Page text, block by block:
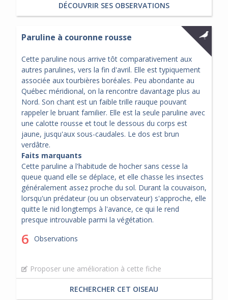
DÉCOUVRIR SES OBSERVATIONS
Paruline à couronne rousse
Cette paruline nous arrive tôt comparativement aux
autres parulines, vers la fin d'avril. Elle est typiquement
associée aux tourbières boréales. Peu abondante au
Québec méridional, on la rencontre davantage plus au
Nord. Son chant est un faible trille rauque pouvant
rappeler le bruant familier. Elle est la seule paruline avec
une calotte rousse et tout le dessous du corps est
jaune, jusqu'aux sous-caudales. Le dos est brun
verdâtre.
Faits marquants
Cette paruline a l'habitude de hocher sans cesse la
queue quand elle se déplace, et elle chasse les insectes
généralement assez proche du sol. Durant la couvaison,
lorsqu'un prédateur (ou un observateur) s'approche, elle
quitte le nid longtemps à l'avance, ce qui le rend
presque introuvable parmi la végétation.
6 Observations
Proposer une amélioration à cette fiche
RECHERCHER CET OISEAU